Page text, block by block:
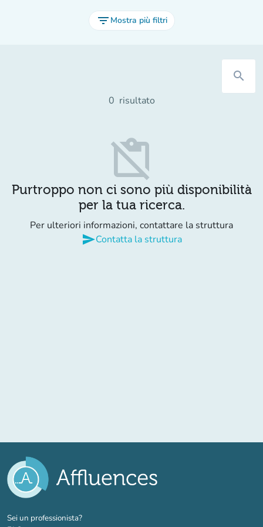
filter_list Mostra più filtri
search
0 risultato
content_paste_off
Purtroppo non ci sono più disponibilità
per la tua ricerca.
Per ulteriori informazioni, contattare la struttura
sendContatta la struttura
Sei un professionista?(nuova scheda)